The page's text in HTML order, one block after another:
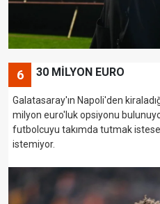
6 30 MİLYON EURO
Galatasaray'ın Napoli'den
milyon euro'luk opsiyonu
futbolcuyu takımda tutmak
istemiyor.